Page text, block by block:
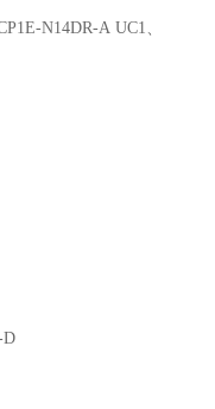
N14DR-A UC1、
D